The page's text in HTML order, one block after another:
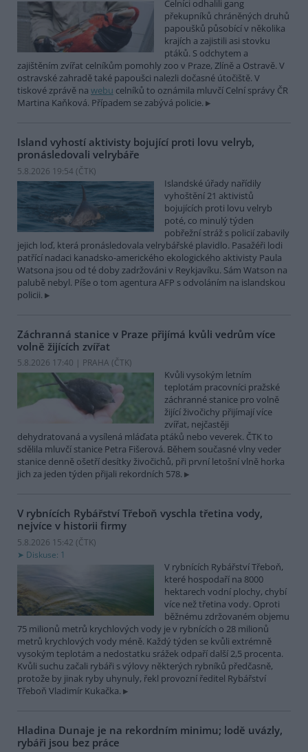
Celníci odhalili gang
překupníků chráněných druhů
papoušků působící v několika
krajích a zajistili asi stovku
ptáků. S odchytem a
zajištěním zvířat celníkům pomohly zoo v Praze, Zlíně a Ostravě. V
ostravské zahradě také papoušci nalezli dočasné útočiště. V
tiskové zprávě na webu celníků to oznámila mluvčí Celní správy ČR
Martina Kaňková. Případem se zabývá policie.
Island vyhostí aktivisty bojující proti lovu velryb,
pronásledovali velrybáře
5.8.2026 19:54 (ČTK)
Islandské úřady nařídily
vyhoštění 21 aktivistů
bojujících proti lovu velryb
poté, co minulý týden
pobřežní stráž s policií zabavily
jejich loď, která pronásledovala velrybářské plavidlo. Pasažéři lodi
patřící nadaci kanadsko-amerického ekologického aktivisty Paula
Watsona jsou od té doby zadržováni v Reykjavíku. Sám Watson na
palubě nebyl. Píše o tom agentura AFP s odvoláním na islandskou
policii.
Záchranná stanice v Praze přijímá kvůli vedrům více
volně žijících zvířat
5.8.2026 17:40 | PRAHA (ČTK)
Kvůli vysokým letním
teplotám pracovníci pražské
záchranné stanice pro volně
žijící živočichy přijímají více
zvířat, nejčastěji
dehydratovaná a vysílená mláďata ptáků nebo veverek. ČTK to
sdělila mluvčí stanice Petra Fišerová. Během současné vlny veder
stanice denně ošetří desítky živočichů, při první letošní vlně horka
jich za jeden týden přijali rekordních 578.
V rybnících Rybářství Třeboň vyschla třetina vody,
nejvíce v historii firmy
5.8.2026 15:42 (ČTK)
Diskuse: 1
V rybnících Rybářství Třeboň,
které hospodaří na 8000
hektarech vodní plochy, chybí
více než třetina vody. Oproti
běžnému zdržovaném objemu
75 milionů metrů krychlových vody je v rybnících o 28 milionů
metrů krychlových vody méně. Každý týden se kvůli extrémně
vysokým teplotám a nedostatku srážek odpaří další 2,5 procenta.
Kvůli suchu začali rybáři s výlovy některých rybníků předčasně,
protože by jinak ryby uhynuly, řekl provozní ředitel Rybářství
Třeboň Vladimír Kukačka.
Hladina Dunaje je na rekordním minimu; lodě uvázly,
rybáři jsou bez práce